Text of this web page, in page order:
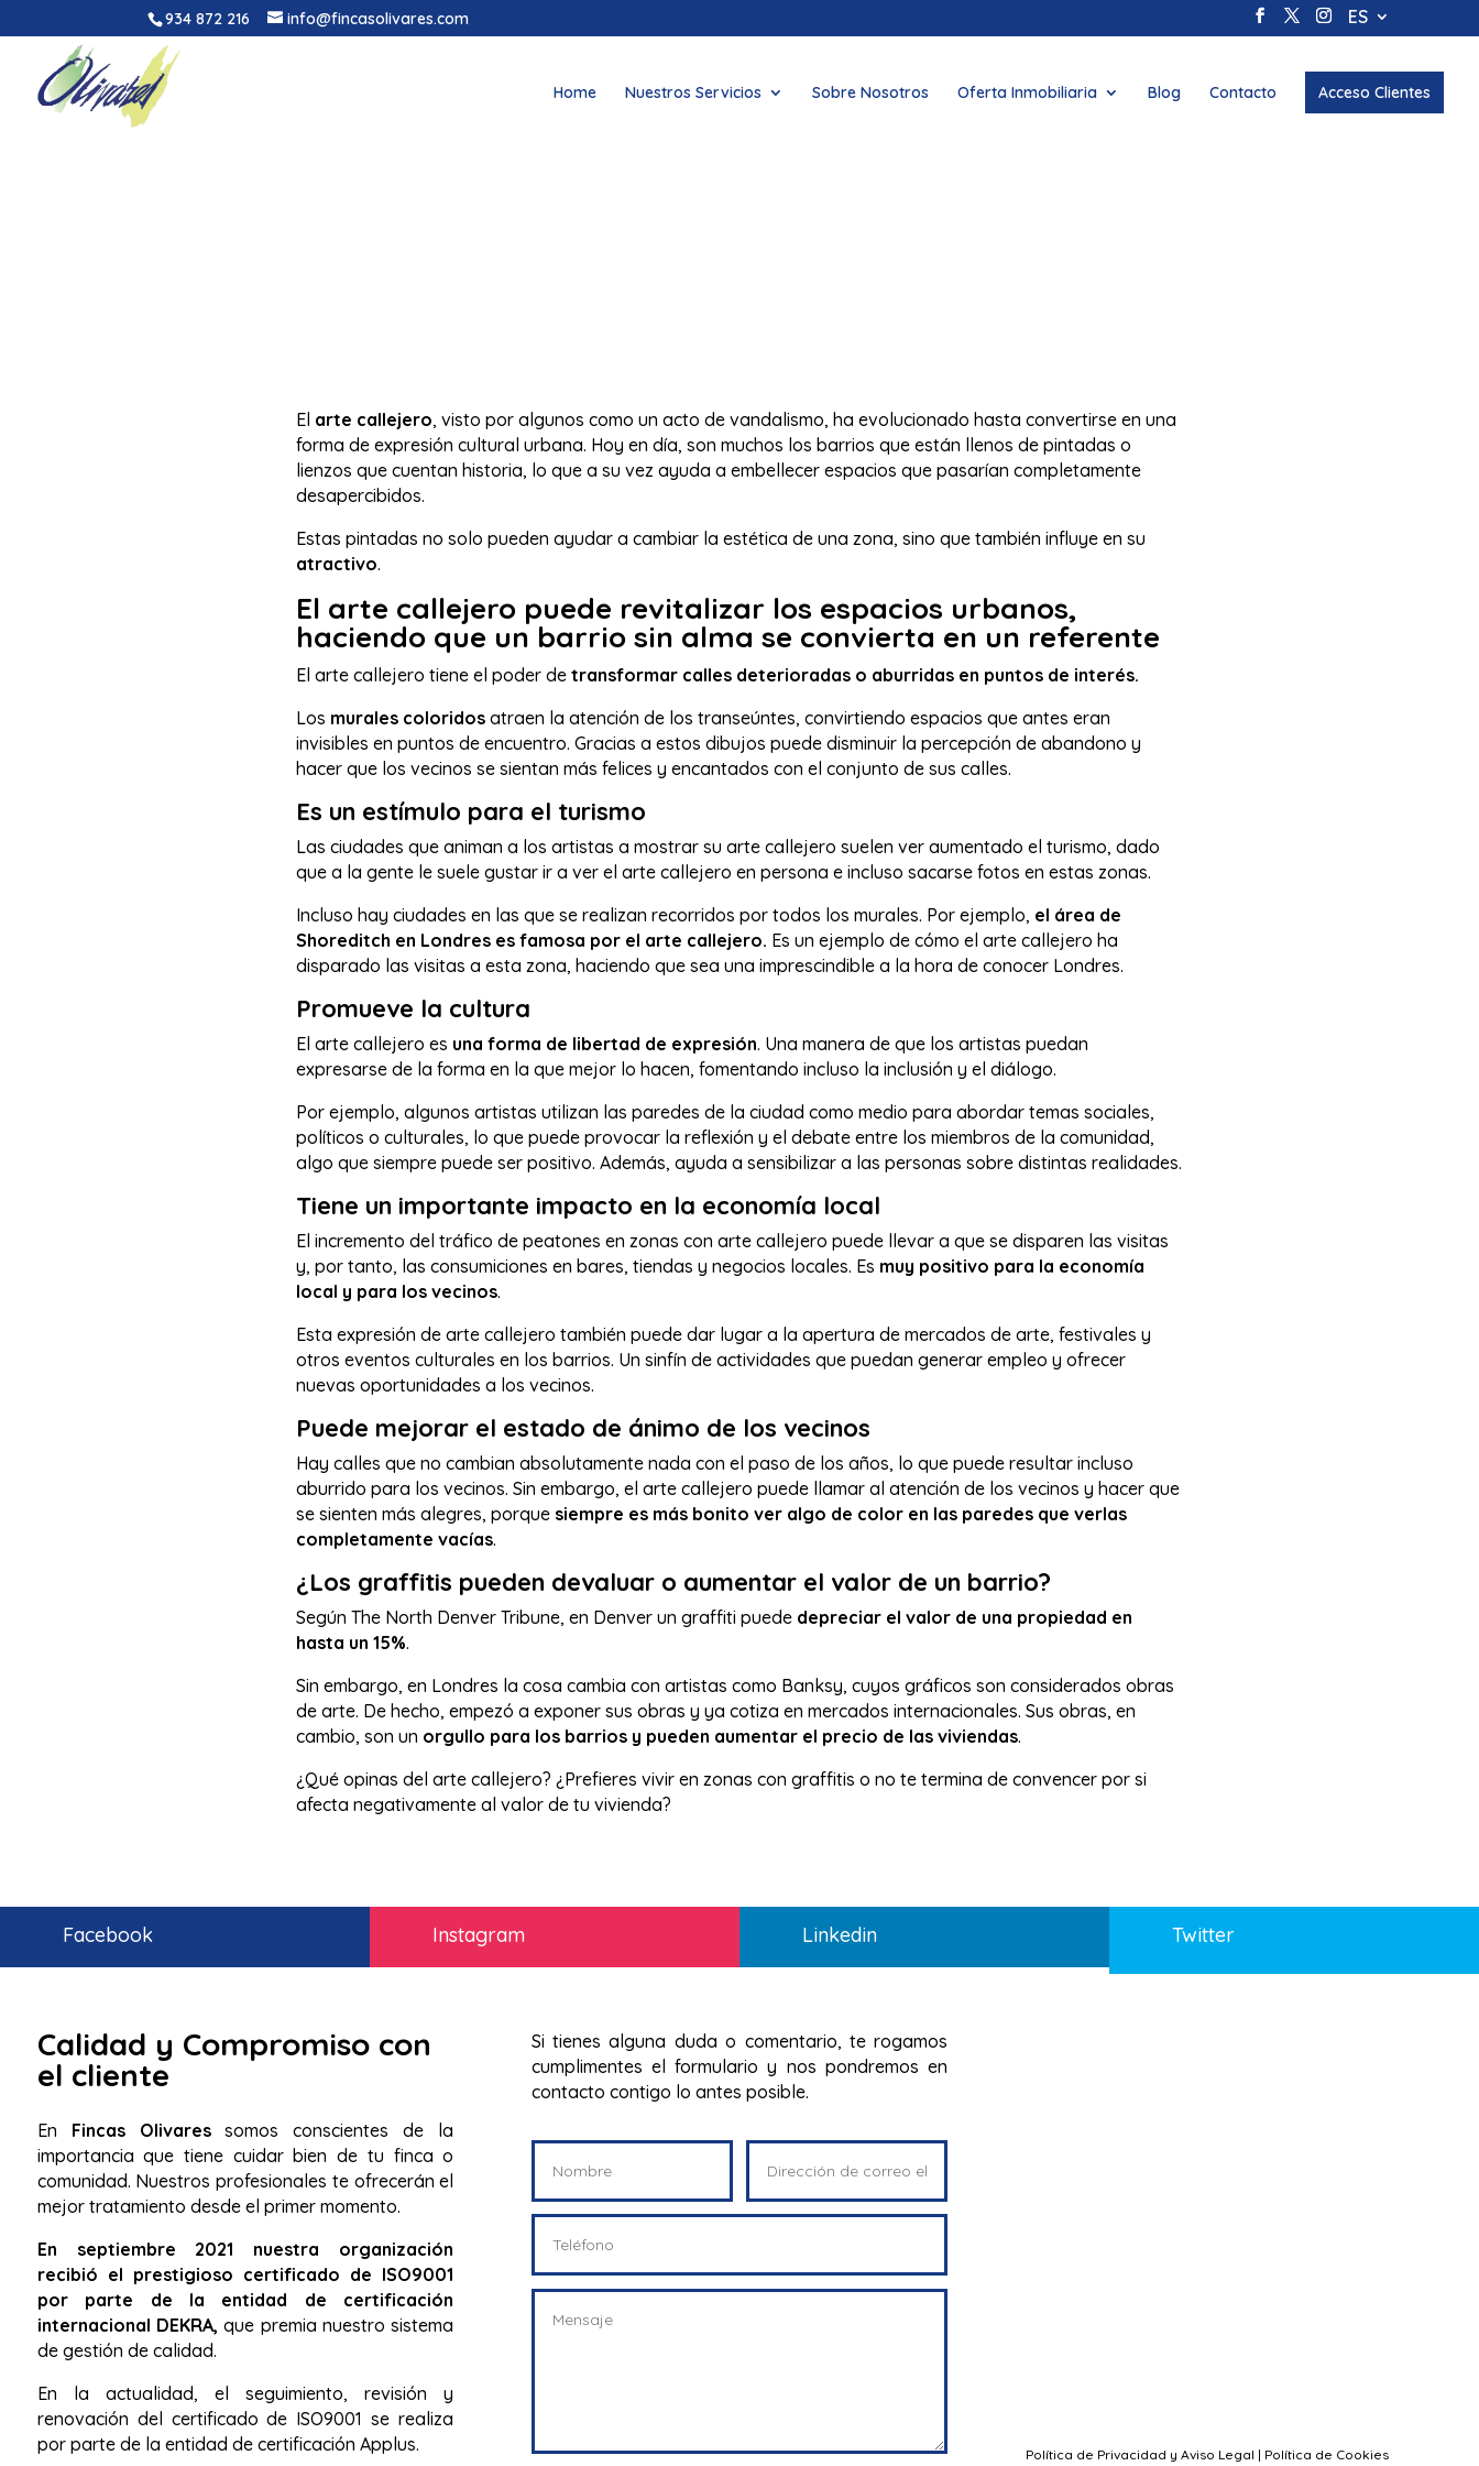
934 872 216 info@fincasolivares.com ES
Home Nuestros Servicios Sobre Nosotros Oferta Inmobiliaria Blog Contacto Acceso Clientes
El arte callejero, visto por algunos como un acto de vandalismo, ha evolucionado hasta convertirse en una
forma de expresión cultural urbana. Hoy en día, son muchos los barrios que están llenos de pintadas o
lienzos que cuentan historia, lo que a su vez ayuda a embellecer espacios que pasarían completamente
desapercibidos.
Estas pintadas no solo pueden ayudar a cambiar la estética de una zona, sino que también influye en su
atractivo.
El arte callejero puede revitalizar los espacios urbanos,
haciendo que un barrio sin alma se convierta en un referente
El arte callejero tiene el poder de transformar calles deterioradas o aburridas en puntos de interés.
Los murales coloridosatraen la atención de los transeúntes, convirtiendo espacios que antes eran
invisibles en puntos de encuentro. Gracias a estos dibujos puede disminuir la percepción de abandono y
hacer que los vecinos se sientan más felices y encantados con el conjunto de sus calles.
Es un estímulo para el turismo
Las ciudades que animan a los artistas a mostrar su arte callejero suelen ver aumentado el turismo, dado
que a la gente le suele gustar ir a ver el arte callejero en persona e incluso sacarse fotos en estas zonas.
Incluso hay ciudades en las que se realizan recorridos por todos los murales. Por ejemplo, el área de
Shoreditch en Londres es famosa por el arte callejero. Es un ejemplo de cómo el arte callejero ha
disparado las visitas a esta zona, haciendo que sea una imprescindible a la hora de conocer Londres.
Promueve la cultura
El arte callejero es una forma de libertad de expresión. Una manera de que los artistas puedan
expresarse de la forma en la que mejor lo hacen, fomentando incluso la inclusión y el diálogo.
Por ejemplo, algunos artistas utilizan las paredes de la ciudad como medio para abordar temas sociales,
políticos o culturales, lo que puede provocar la reflexión y el debate entre los miembros de la comunidad,
algo que siempre puede ser positivo. Además, ayuda a sensibilizar a las personas sobre distintas realidades.
Tiene un importante impacto en la economía local
El incremento del tráfico de peatones en zonas con arte callejero puede llevar a que se disparen las visitas
y, por tanto, las consumiciones en bares, tiendas y negocios locales. Es muy positivo para la economía
local y para los vecinos.
Esta expresión de arte callejero también puede dar lugar a la apertura de mercados de arte, festivales y
otros eventos culturales en los barrios. Un sinfín de actividades que puedan generar empleo y ofrecer
nuevas oportunidades a los vecinos.
Puede mejorar el estado de ánimo de los vecinos
Hay calles que no cambian absolutamente nada con el paso de los años, lo que puede resultar incluso
aburrido para los vecinos. Sin embargo, el arte callejero puede llamar al atención de los vecinos y hacer que
se sienten más alegres, porquesiempre es más bonito ver algo de color en las paredes que verlas
completamente vacías.
¿Los graffitis pueden devaluar o aumentar el valor de un barrio?
Según The North Denver Tribune, en Denver un graffiti puede depreciar el valor de una propiedad en
hasta un 15%.
Sin embargo, en Londres la cosa cambia con artistas como Banksy, cuyos gráficos son considerados obras
de arte. De hecho, empezó a exponer sus obras y ya cotiza en mercados internacionales. Sus obras, en
cambio, son un orgullo para los barrios y pueden aumentar el precio de las viviendas.
¿Qué opinas del arte callejero? ¿Prefieres vivir en zonas con graffitis o no te termina de convencer por si
afecta negativamente al valor de tu vivienda?
Facebook Instagram Linkedin Twitter
Calidad y Compromiso con
el cliente
En Fincas Olivaressomos conscientes de la
importancia que tiene cuidar bien de tu finca o
comunidad. Nuestros profesionales te ofrecerán el
mejor tratamiento desde el primer momento.
En septiembre 2021 nuestra organización
recibió el prestigioso certificado de ISO9001
por parte de la entidad de certificación
internacional DEKRA, que premia nuestro sistema
de gestión de calidad.
En la actualidad, el seguimiento, revisión y
renovación del certificado de ISO9001 se realiza
por parte de la entidad de certificación Applus.
Si tienes alguna duda o comentario, te rogamos
cumplimentes el formulario y nos pondremos en
contacto contigo lo antes posible.
Política de Privacidad y Aviso Legal | Política de Cookies